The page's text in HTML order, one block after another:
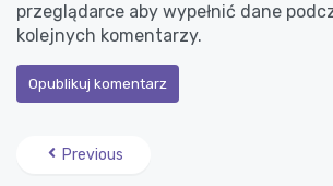
przeglądarce aby wypełnić dane
kolejnych komentarzy.
Previous